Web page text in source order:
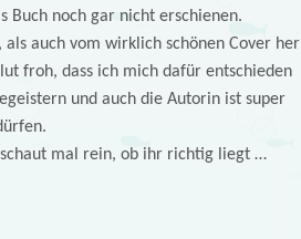
Buch noch gar nicht erschienen.
auch vom wirklich schönen Cover her
froh, dass ich mich dafür entschieden
und auch die Autorin ist super
schaut mal rein, ob ihr richtig liegt …